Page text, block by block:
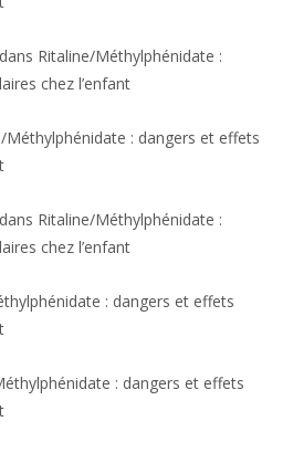
dans Ritaline/Méthylphénidate :
chez l’enfant
Méthylphénidate : dangers et effets
dans Ritaline/Méthylphénidate :
chez l’enfant
: dangers et effets
: dangers et effets